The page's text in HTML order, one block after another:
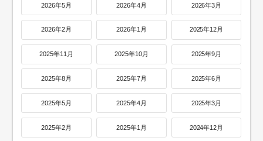
2026年5月 2026年4月 2026年3月
2026年2月 2026年1月 2025年12月
2025年11月 2025年10月 2025年9月
2025年8月 2025年7月 2025年6月
2025年5月 2025年4月 2025年3月
2025年2月 2025年1月 2024年12月